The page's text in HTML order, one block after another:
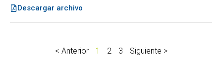
Descargar archivo
< Anterior 1 2 3 Siguiente >